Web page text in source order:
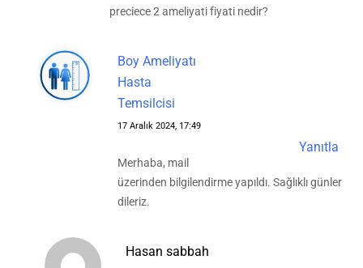
preciece 2 ameliyati fiyati nedir?
Boy Ameliyatı
Hasta
Temsilcisi
17 Aralık 2024, 17:49
Yanıtla
Merhaba, mail
üzerinden bilgilendirme yapıldı. Sağlıklı günler
dileriz.
Hasan sabbah